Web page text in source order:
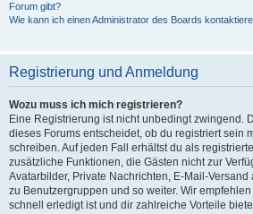
Forum gibt?
Wie kann ich einen Administrator des Boards
Registrierung und Anmeldung
Wozu muss ich mich registrieren?
Eine Registrierung ist nicht unbedingt zwingend.
dieses Forums entscheidet, ob du registriert sein
schreiben. Auf jeden Fall erhältst du als
zusätzliche Funktionen, die Gästen nicht zur
Avatarbilder, Private Nachrichten, E-Mail-
zu Benutzergruppen und so weiter. Wir
schnell erledigt ist und dir zahlreiche Vorteile